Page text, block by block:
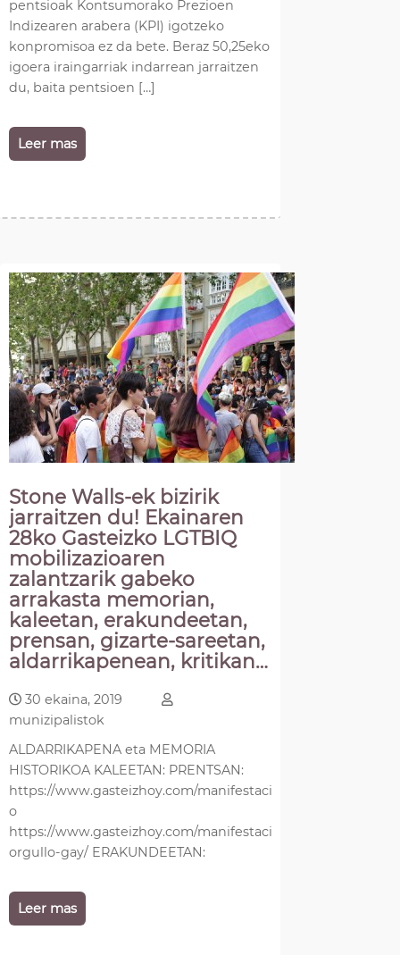
pentsioak Kontsumorako Prezioen
Indizearen arabera (KPI) igotzeko
konpromisoa ez da bete. Beraz 50,25eko
igoera iraingarriak indarrean jarraitzen
du, baita pentsioen […]
Leer mas
Stone Walls-ek bizirik
jarraitzen du! Ekainaren
28ko Gasteizko LGTBIQ
mobilizazioaren
zalantzarik gabeko
arrakasta memorian,
kaleetan, erakundeetan,
prensan, gizarte-sareetan,
aldarrikapenean, kritikan…
30 ekaina, 2019
munizipalistok
ALDARRIKAPENA eta MEMORIA
HISTORIKOA KALEETAN: PRENTSAN:
https://www.gasteizhoy.com/manifestacion-
o
https://www.gasteizhoy.com/manifestacion-
orgullo-gay/ ERAKUNDEETAN:
Leer mas